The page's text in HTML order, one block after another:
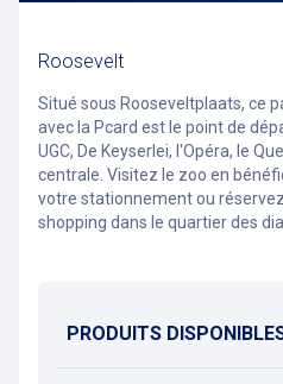
Roosevelt
Situé sous Rooseveltplaats, ce
avec la Pcard est le point de
UGC, De Keyserlei, l'Opéra, le
centrale. Visitez le zoo en
votre stationnement ou
shopping dans le quartier des
PRODUITS